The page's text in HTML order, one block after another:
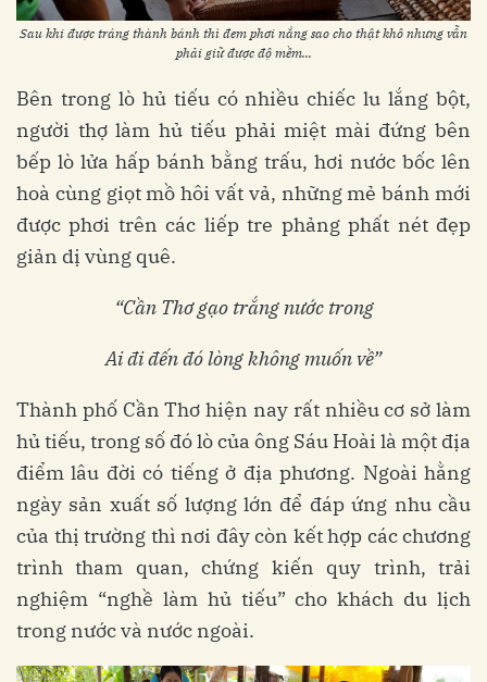
Sau khi được tráng thành bánh thì đem phơi nắng sao cho thật khô nhưng vẫn
phải giữ được độ mềm...
Bên trong lò hủ tiếu có nhiều chiếc lu lắng bột,
người thợ làm hủ tiếu phải miệt mài đứng bên
bếp lò lửa hấp bánh bằng trấu, hơi nước bốc lên
hoà cùng giọt mồ hôi vất vả, những mẻ bánh mới
được phơi trên các liếp tre phảng phất nét đẹp
giản dị vùng quê.
“Cần Thơ gạo trắng nước trong
Ai đi đến đó lòng không muốn về”
Thành phố Cần Thơ hiện nay rất nhiều cơ sở làm
hủ tiếu, trong số đó lò của ông Sáu Hoài là một địa
điểm lâu đời có tiếng ở địa phương. Ngoài hằng
ngày sản xuất số lượng lớn để đáp ứng nhu cầu
của thị trường thì nơi đây còn kết hợp các chương
trình tham quan, chứng kiến quy trình, trải
nghiệm “nghề làm hủ tiếu” cho khách du lịch
trong nước và nước ngoài.